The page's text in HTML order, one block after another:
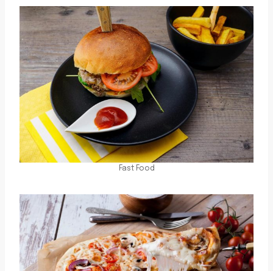
Fast Food